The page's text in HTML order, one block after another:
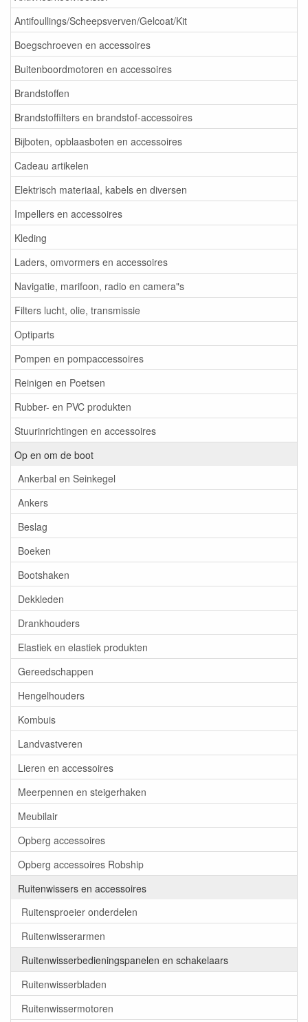
Antifoullings/Scheepsverven/Gelcoat/Kit
Boegschroeven en accessoires
Buitenboordmotoren en accessoires
Brandstoffen
Brandstoffilters en brandstof-accessoires
Bijboten, opblaasboten en accessoires
Cadeau artikelen
Elektrisch materiaal, kabels en diversen
Impellers en accessoires
Kleding
Laders, omvormers en accessoires
Navigatie, marifoon, radio en camera"s
Filters lucht, olie, transmissie
Optiparts
Pompen en pompaccessoires
Reinigen en Poetsen
Rubber- en PVC produkten
Stuurinrichtingen en accessoires
Op en om de boot
Ankerbal en Seinkegel
Ankers
Beslag
Boeken
Bootshaken
Dekkleden
Drankhouders
Elastiek en elastiek produkten
Gereedschappen
Hengelhouders
Kombuis
Landvastveren
Lieren en accessoires
Meerpennen en steigerhaken
Meubilair
Opberg accessoires
Opberg accessoires Robship
Ruitenwissers en accessoires
Ruitensproeier onderdelen
Ruitenwisserarmen
Ruitenwisserbedieningspanelen en schakelaars
Ruitenwisserbladen
Ruitenwissermotoren